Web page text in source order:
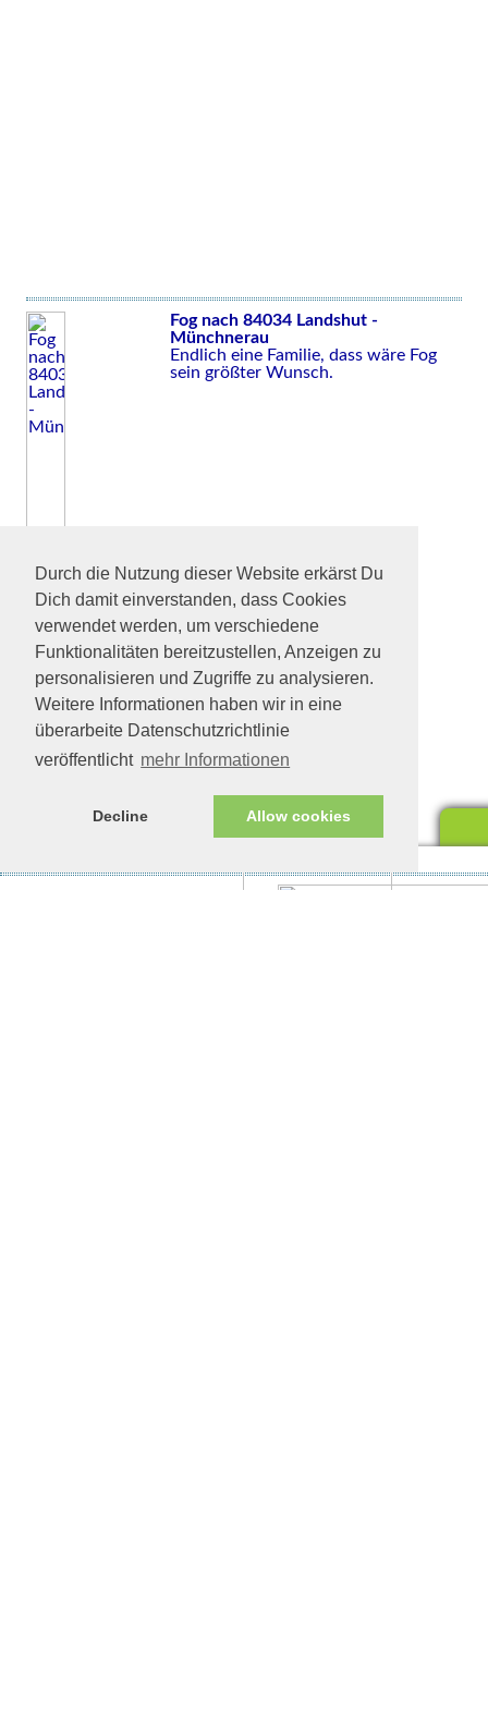
Durch die Nutzung dieser Website erkärst Du
Dich damit einverstanden, dass Cookies
verwendet werden, um verschiedene
Funktionalitäten bereitzustellen, Anzeigen zu
personalisieren und Zugriffe zu analysieren.
Weitere Informationen haben wir in eine
überarbeite Datenschutzrichtlinie
veröffentlicht mehr Informationen
Decline Allow cookies
Fog nach 84034 Landshut -
Münchnerau
Endlich eine Familie, dass wäre Fog
sein größter Wunsch.